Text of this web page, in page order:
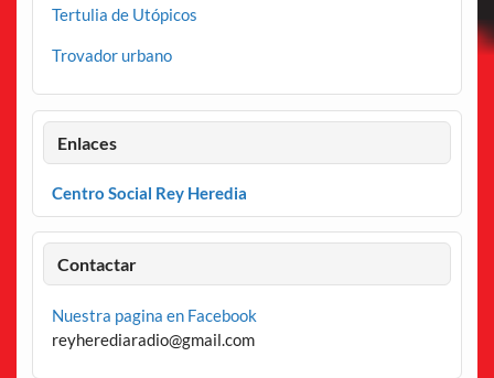
Tertulia de Utópicos
Trovador urbano
Enlaces
Centro Social Rey Heredia
Contactar
Nuestra pagina en Facebook
reyherediaradio@gmail.com